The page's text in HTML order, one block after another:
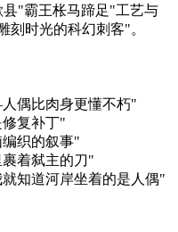
"霸王枨马蹄足"工艺与
刻时光的科幻刺客"。
偶比肉身更懂不朽"
复补丁"
织的叙事"
着弑主的刀"
知道河岸坐着的是人偶"